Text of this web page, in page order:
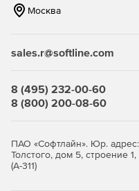
Москва
sales.r@softline.com
8 (495) 232-00-60
8 (800) 200-08-60
ПАО «Софтлайн». Юр. адрес:
Толстого, дом 5, строение
(А-311)